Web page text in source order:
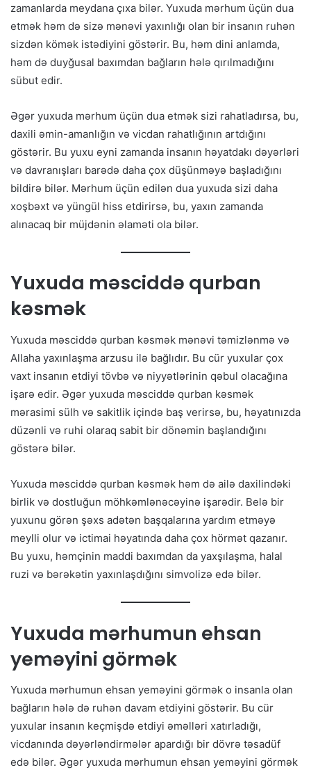
zamanlarda meydana çıxa bilər. Yuxuda mərhum üçün dua
etmək həm də sizə mənəvi yaxınlığı olan bir insanın ruhən
sizdən kömək istədiyini göstərir. Bu, həm dini anlamda,
həm də duyğusal baxımdan bağların hələ qırılmadığını
sübut edir.
Əgər yuxuda mərhum üçün dua etmək sizi rahatladırsa, bu,
daxili əmin-amanlığın və vicdan rahatlığının artdığını
göstərir. Bu yuxu eyni zamanda insanın həyatdakı dəyərləri
və davranışları barədə daha çox düşünməyə başladığını
bildirə bilər. Mərhum üçün edilən dua yuxuda sizi daha
xoşbəxt və yüngül hiss etdirirsə, bu, yaxın zamanda
alınacaq bir müjdənin əlaməti ola bilər.
Yuxuda məsciddə qurban
kəsmək
Yuxuda məsciddə qurban kəsmək mənəvi təmizlənmə və
Allaha yaxınlaşma arzusu ilə bağlıdır. Bu cür yuxular çox
vaxt insanın etdiyi tövbə və niyyətlərinin qəbul olacağına
işarə edir. Əgər yuxuda məsciddə qurban kəsmək
mərasimi sülh və sakitlik içində baş verirsə, bu, həyatınızda
düzənli və ruhi olaraq sabit bir dönəmin başlandığını
göstərə bilər.
Yuxuda məsciddə qurban kəsmək həm də ailə daxilindəki
birlik və dostluğun möhkəmlənəcəyinə işarədir. Belə bir
yuxunu görən şəxs adətən başqalarına yardım etməyə
meylli olur və ictimai həyatında daha çox hörmət qazanır.
Bu yuxu, həmçinin maddi baxımdan da yaxşılaşma, halal
ruzi və bərəkətin yaxınlaşdığını simvolizə edə bilər.
Yuxuda mərhumun ehsan
yeməyini görmək
Yuxuda mərhumun ehsan yeməyini görmək o insanla olan
bağların hələ də ruhən davam etdiyini göstərir. Bu cür
yuxular insanın keçmişdə etdiyi əməlləri xatırladığı,
vicdanında dəyərləndirmələr apardığı bir dövrə təsadüf
edə bilər. Əgər yuxuda mərhumun ehsan yeməyini görmək